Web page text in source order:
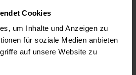
Cookies
um Inhalte und Anzeigen zu
für soziale Medien anbieten
auf unsere Website zu